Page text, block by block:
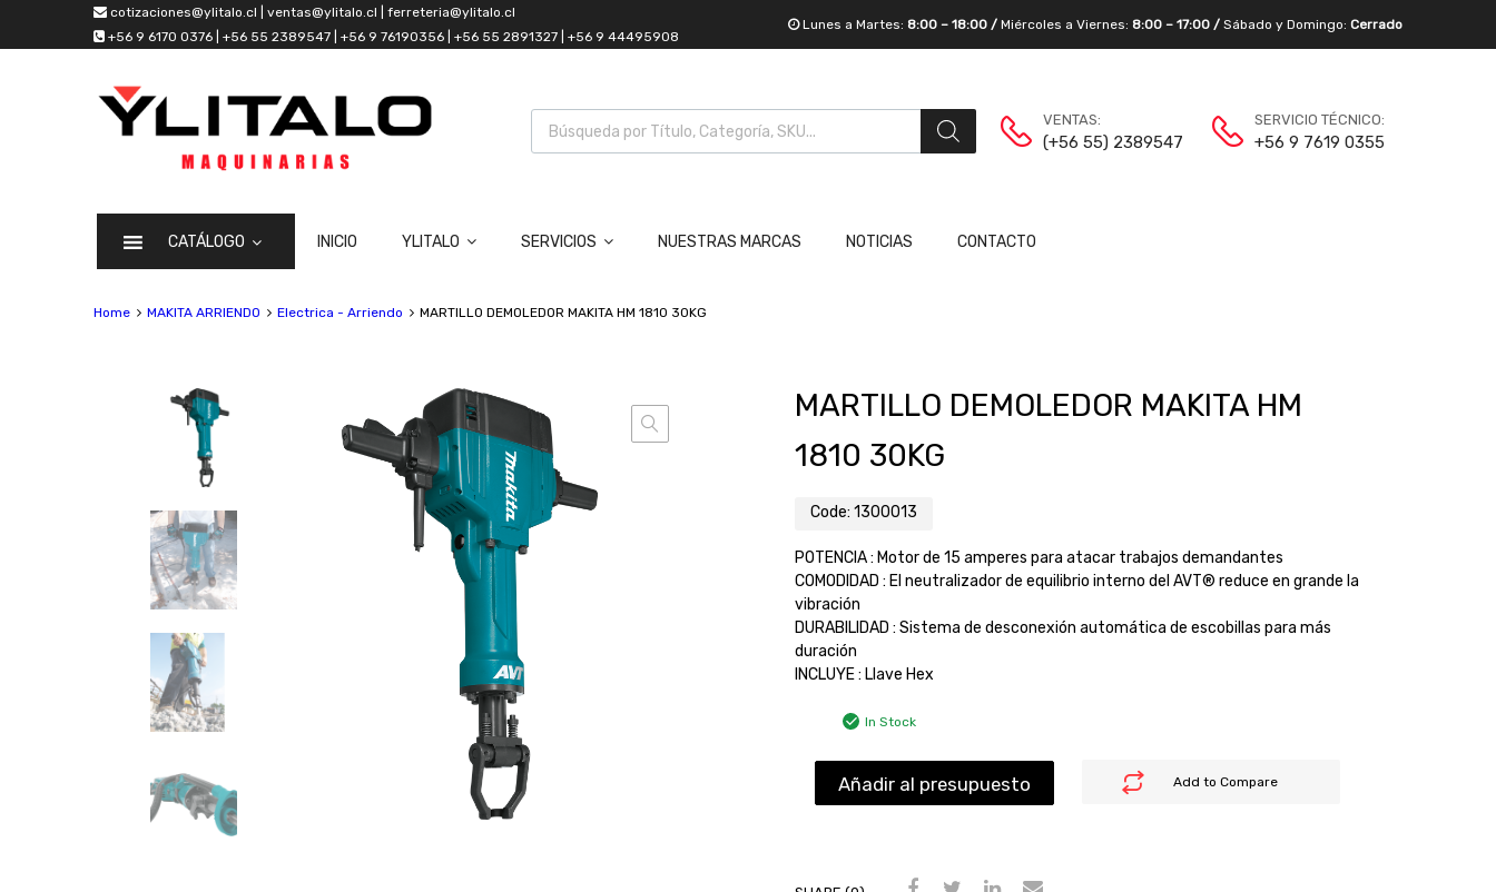
cotizaciones@ylitalo.cl | ventas@ylitalo.cl | ferreteria@ylitalo.cl
+56 9 6170 0376 | +56 55 2389547 | +56 9 76190356 | +56 55 2891327 | +56 9 44495908
Lunes a Martes: 8:00 – 18:00 / Miércoles a Viernes: 8:00 – 17:00 / Sábado y Domingo: Cerrado
VENTAS:
(+56 55) 2389547
SERVICIO TÉCNICO:
+56 9 7619 0355
CATÁLOGO INICIO YLITALO SERVICIOS NUESTRAS MARCAS NOTICIAS CONTACTO
Home MAKITA ARRIENDO Electrica - Arriendo MARTILLO DEMOLEDOR MAKITA HM 1810 30KG
MARTILLO DEMOLEDOR MAKITA HM
1810 30KG
Code: 1300013
POTENCIA : Motor de 15 amperes para atacar trabajos demandantes
COMODIDAD : El neutralizador de equilibrio interno del AVT® reduce en grande la
vibración
DURABILIDAD : Sistema de desconexión automática de escobillas para más
duración
INCLUYE : Llave Hex
In Stock
Add to Compare
Añadir al presupuesto